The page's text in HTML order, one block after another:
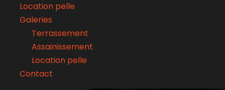
Location pelle
Galeries
Terrassement
Assainissement
Location pelle
Contact